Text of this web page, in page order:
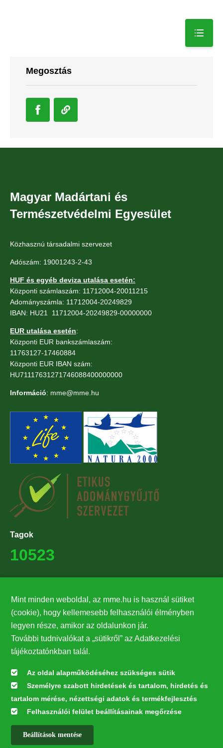
Megosztás
Magyar Madártani és
Természetvédelmi Egyesület
Közhasznú társadalmi szervezet
Adószám: 19001243-2-43
HUF és egyéb deviza utalása esetén:
Központi számlaszám: 11712004-20011215
Adományszámla: 11712004-20249829
IBAN: HU21 11712004-20249829-00000000
EUR utalása esetén:
Központi EUR bankszámlaszám:
11763127-17460884
Központi EUR IBAN szám:
HU71117631271746088400000000
Információ: mme@mme.hu
Tagok
10523
27224
Hírlevél feliratkozás
Értesüljön elsőként legfrissebb híreinkről, eseményeinkről!
Feliratkozás
Mint minden weboldal, az mme.hu is használ sütiket
(cookie), hogy kellemesebb felhasználói élményben
legyen része, amikor az oldalunkon jár.
További tudnivalókat a „sütikről” az Adatkezelési
tájékoztatónkban talál.
Az oldal alapműködéséhez szükséges sütik
Személyre szabott hirdetések és tartalom, hirdetés és
tartalom mérése, nézettségi adatok és termékfejlesztés
Felhasználói felület beállításainak megőrzése
Beállítások mentése